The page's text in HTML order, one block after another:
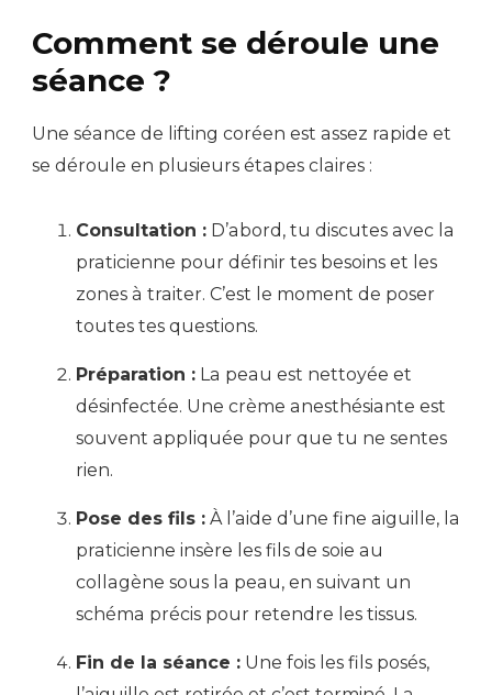
Comment se déroule une
séance ?
Une séance de lifting coréen est assez rapide et
se déroule en plusieurs étapes claires :
Consultation : D’abord, tu discutes avec la
praticienne pour définir tes besoins et les
zones à traiter. C’est le moment de poser
toutes tes questions.
Préparation : La peau est nettoyée et
désinfectée. Une crème anesthésiante est
souvent appliquée pour que tu ne sentes
rien.
Pose des fils : À l’aide d’une fine aiguille, la
praticienne insère les fils de soie au
collagène sous la peau, en suivant un
schéma précis pour retendre les tissus.
Fin de la séance : Une fois les fils posés,